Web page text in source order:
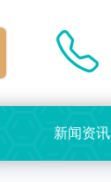
新闻资讯